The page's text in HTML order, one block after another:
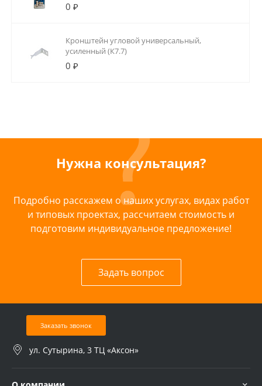
0 ₽
Кронштейн угловой универсальный,
усиленный (К7.7)
0 ₽
Нужна консультация?
Подробно расскажем о наших услугах, видах работ
и типовых проектах, рассчитаем стоимость и
подготовим индивидуальное предложение!
Задать вопрос
Заказать звонок
ул. Сутырина, 3 ТЦ «Аксон»